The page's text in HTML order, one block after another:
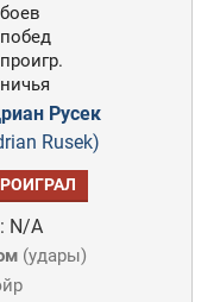
Русек
Rusek)
N/A
(удары)